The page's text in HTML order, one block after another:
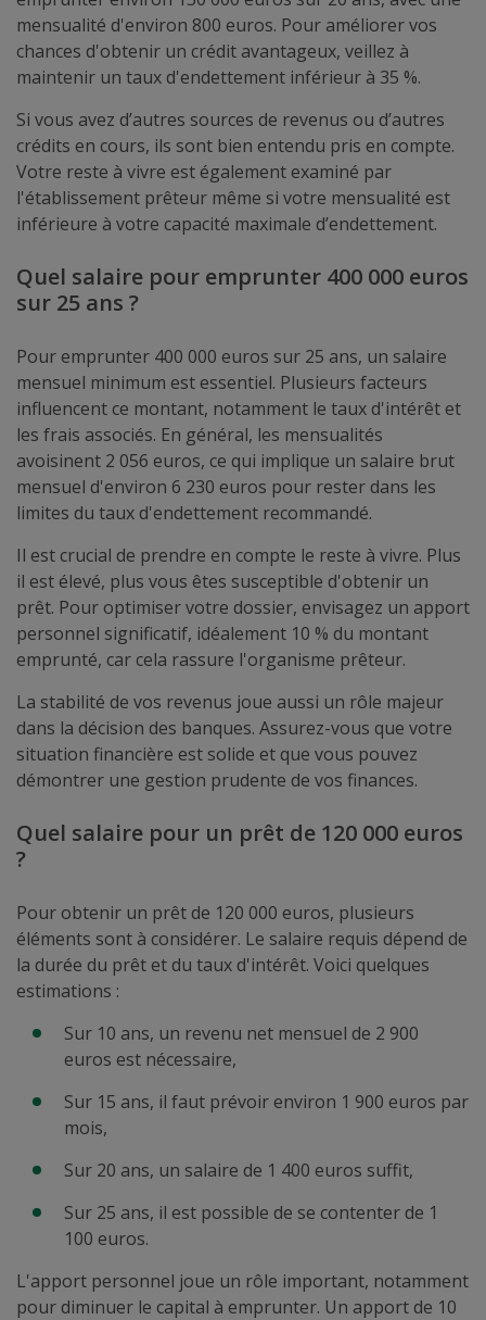
mensualité d'environ 800 euros. Pour améliorer vos
chances d'obtenir un crédit avantageux, veillez à
maintenir un taux d'endettement inférieur à 35 %.
Si vous avez d’autres sources de revenus ou d’autres
crédits en cours, ils sont bien entendu pris en compte.
Votre reste à vivre est également examiné par
l'établissement prêteur même si votre mensualité est
inférieure à votre capacité maximale d’endettement.
Quel salaire pour emprunter 400 000 euros
sur 25 ans ?
Pour emprunter 400 000 euros sur 25 ans, un salaire
mensuel minimum est essentiel. Plusieurs facteurs
influencent ce montant, notamment le taux d'intérêt et
les frais associés. En général, les mensualités
avoisinent 2 056 euros, ce qui implique un salaire brut
mensuel d'environ 6 230 euros pour rester dans les
limites du taux d'endettement recommandé.
Il est crucial de prendre en compte le reste à vivre. Plus
il est élevé, plus vous êtes susceptible d'obtenir un
prêt. Pour optimiser votre dossier, envisagez un apport
personnel significatif, idéalement 10 % du montant
emprunté, car cela rassure l'organisme prêteur.
La stabilité de vos revenus joue aussi un rôle majeur
dans la décision des banques. Assurez-vous que votre
situation financière est solide et que vous pouvez
démontrer une gestion prudente de vos finances.
Quel salaire pour un prêt de 120 000 euros
?
Pour obtenir un prêt de 120 000 euros, plusieurs
éléments sont à considérer. Le salaire requis dépend de
la durée du prêt et du taux d'intérêt. Voici quelques
estimations :
Sur 10 ans, un revenu net mensuel de 2 900
euros est nécessaire,
Sur 15 ans, il faut prévoir environ 1 900 euros par
mois,
Sur 20 ans, un salaire de 1 400 euros suffit,
Sur 25 ans, il est possible de se contenter de 1
100 euros.
L'apport personnel joue un rôle important, notamment
pour diminuer le capital à emprunter. Un apport de 10